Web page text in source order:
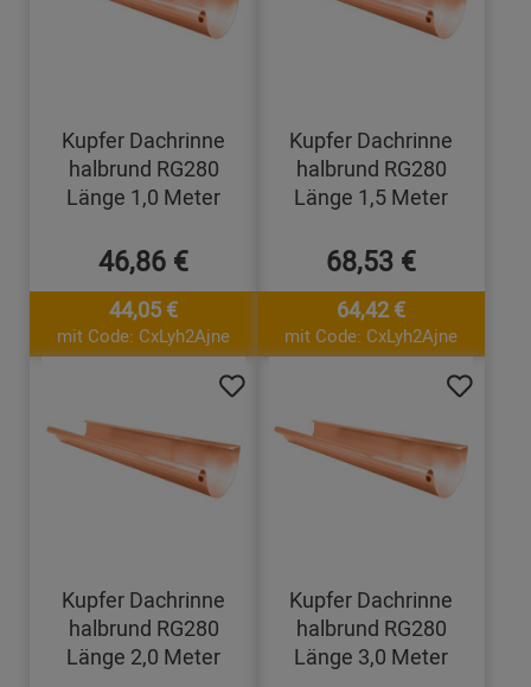
Kupfer Dachrinne
halbrund RG280
Länge 1,0 Meter
46,86 €
44,05 €
mit Code: CxLyh2Ajne
Kupfer Dachrinne
halbrund RG280
Länge 1,5 Meter
68,53 €
64,42 €
mit Code: CxLyh2Ajne
Kupfer Dachrinne
halbrund RG280
Länge 2,0 Meter
Kupfer Dachrinne
halbrund RG280
Länge 3,0 Meter